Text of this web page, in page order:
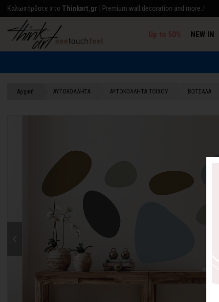
Kαλωσήρθατε στο Thinkart.gr | Premium wall decoration and more..!
Up to 50% NEW IN
Αρχική ΑΥΤΟΚΟΛΛΗΤΑ ΑΥΤΟΚΟΛΛΗΤΑ ΤΟΙΧΟΥ ΒΟΤΣΑΛΑ